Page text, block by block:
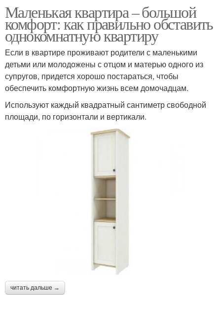
Маленькая квартира – большой
комфорт: как правильно обставить
однокомнатную квартиру
Если в квартире проживают родители с маленькими
детьми или молодожены с отцом и матерью одного из
супругов, придется хорошо постараться, чтобы
обеспечить комфортную жизнь всем домочадцам.
Используют каждый квадратный сантиметр свободной
площади, по горизонтали и вертикали.
читать дальше →